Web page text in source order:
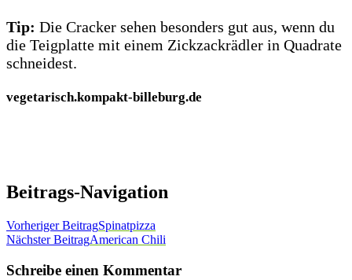
Tip: Die Cracker sehen besonders gut aus, wenn du
die Teigplatte mit einem Zickzackrädler in Quadrate
schneidest.
vegetarisch.kompakt-billeburg.de
Beitrags-Navigation
Vorheriger BeitragSpinatpizza
Nächster BeitragAmerican Chili
Schreibe einen Kommentar